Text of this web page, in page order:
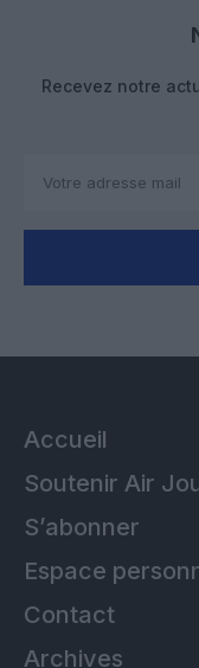
Recevez notre
Accueil
Soutenir Air
S’abonner
Espace
Contact
Archives